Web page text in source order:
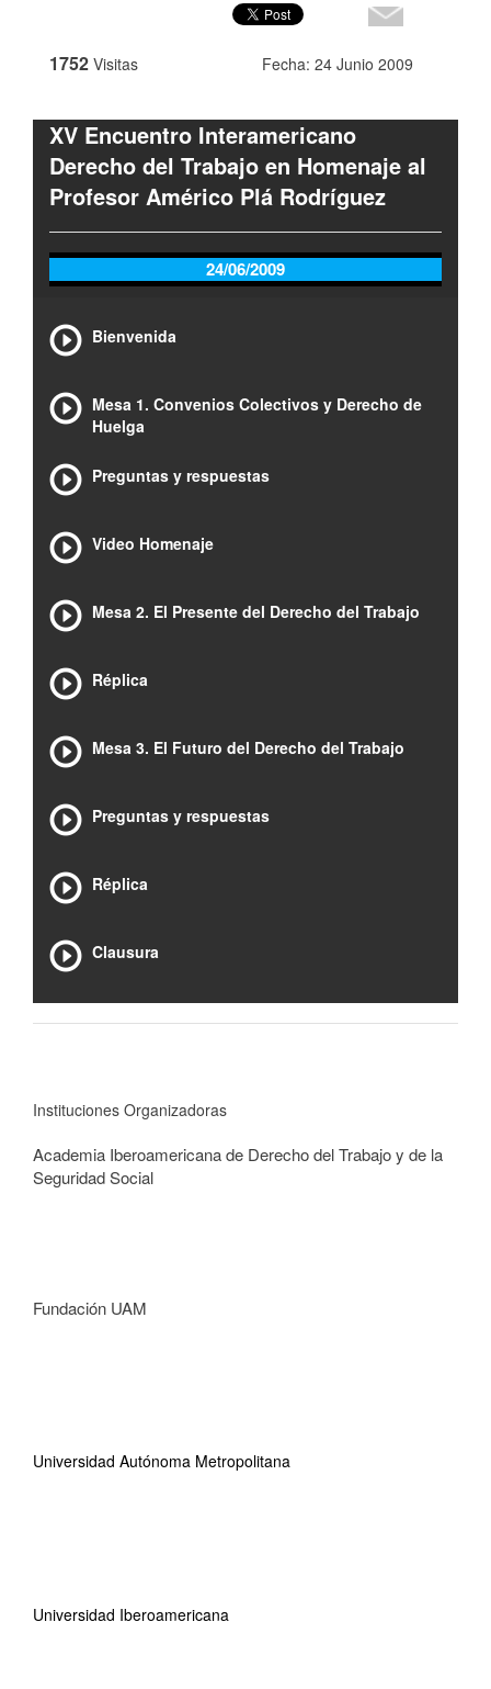
1752 Visitas Fecha: 24 Junio 2009
XV Encuentro Interamericano
Derecho del Trabajo en Homenaje al
Profesor Américo Plá Rodríguez
24/06/2009
Bienvenida
Mesa 1. Convenios Colectivos y Derecho de
Huelga
Preguntas y respuestas
Video Homenaje
Mesa 2. El Presente del Derecho del Trabajo
Réplica
Mesa 3. El Futuro del Derecho del Trabajo
Preguntas y respuestas
Réplica
Clausura
Instituciones Organizadoras
Academia Iberoamericana de Derecho del Trabajo y de la
Seguridad Social
Fundación UAM
Universidad Autónoma Metropolitana
Universidad Iberoamericana